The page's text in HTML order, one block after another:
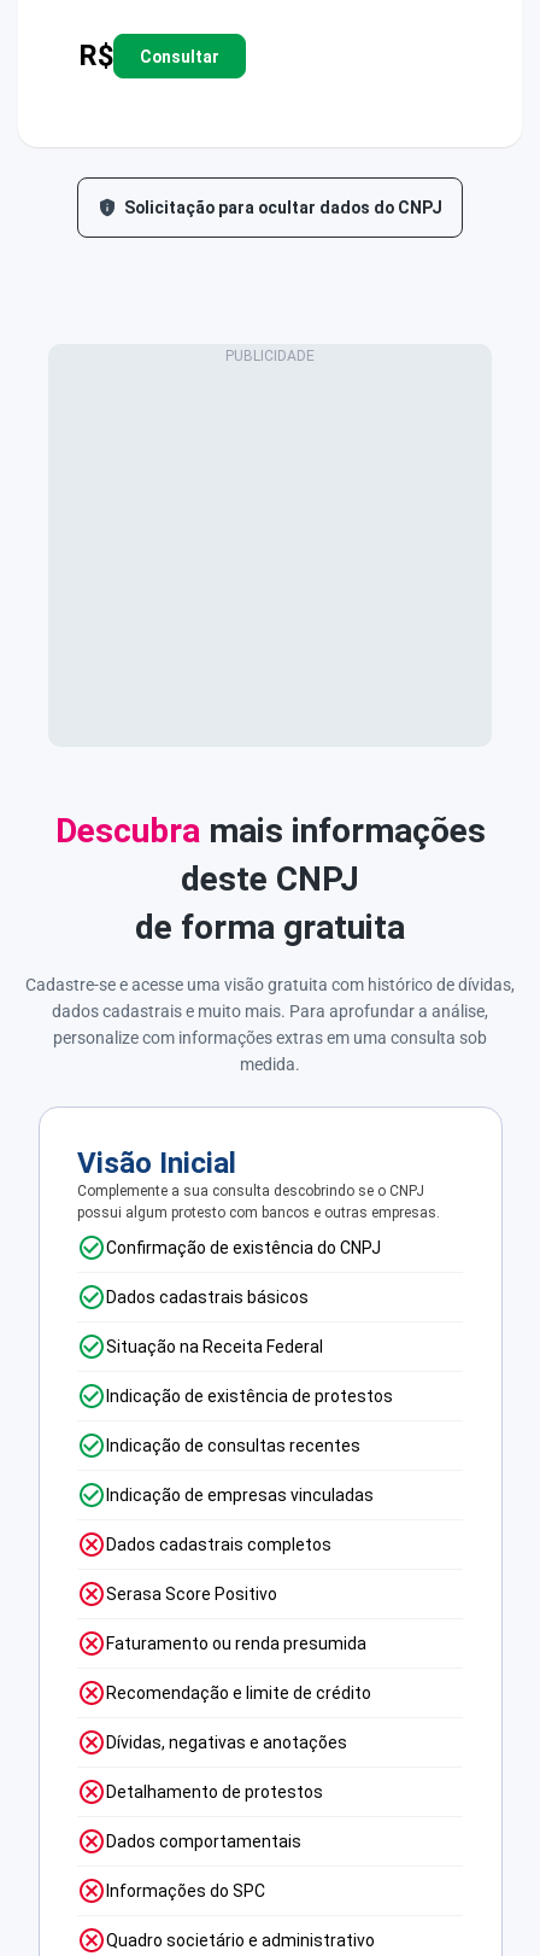
R$ Consultar
Solicitação para ocultar dados do CNPJ
Descubramais informações
deste CNPJ
de forma gratuita
Cadastre-se e acesse uma visão gratuita com histórico de dívidas,
dados cadastrais e muito mais. Para aprofundar a análise,
personalize com informações extras em uma consulta sob
medida.
Visão Inicial
Complemente a sua consulta descobrindo se o CNPJ
possui algum protesto com bancos e outras empresas.
Confirmação de existência do CNPJ
Dados cadastrais básicos
Situação na Receita Federal
Indicação de existência de protestos
Indicação de consultas recentes
Indicação de empresas vinculadas
Dados cadastrais completos
Serasa Score Positivo
Faturamento ou renda presumida
Recomendação e limite de crédito
Dívidas, negativas e anotações
Detalhamento de protestos
Dados comportamentais
Informações do SPC
Quadro societário e administrativo